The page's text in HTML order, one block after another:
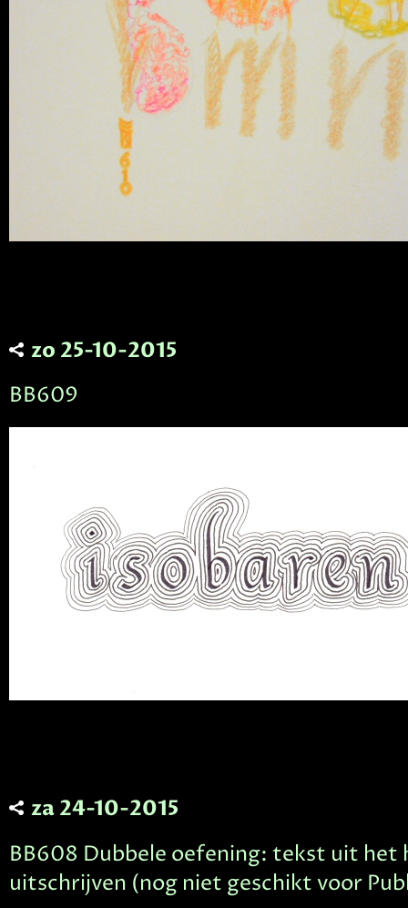
zo 25-10-2015
BB609
za 24-10-2015
BB608 Dubbele oefening: tekst uit het
uitschrijven (nog niet geschikt voor